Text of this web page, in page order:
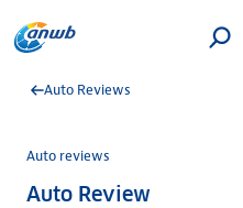
Auto Reviews
Auto reviews
Auto Review